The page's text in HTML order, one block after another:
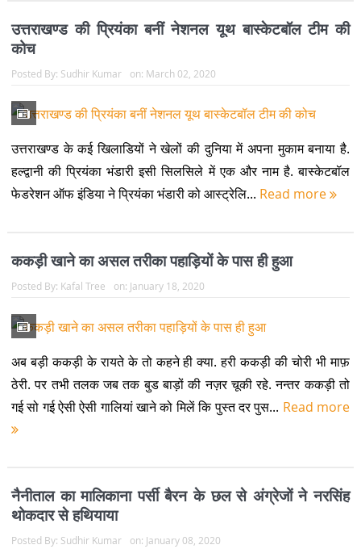
उत्तराखण्ड की प्रियंका बनीं नेशनल यूथ बास्केटबॉल टीम की
कोच
Posted By: Sudhir Kumar on: March 02, 2020
उत्तराखण्ड के कई खिलाडियों ने खेलों की दुनिया में अपना मुकाम बनाया है.
हल्द्वानी की प्रियंका भंडारी इसी सिलसिले में एक और नाम है. बास्केटबॉल
फेडरेशन ऑफ इंडिया ने प्रियंका भंडारी को आस्ट्रेलि... Read more
ककड़ी खाने का असल तरीका पहाड़ियों के पास ही हुआ
Posted By: Kafal Tree on: January 18, 2020
अब बड़ी ककड़ी के रायते के तो कहने ही क्या. हरी ककड़ी की चोरी भी माफ़
ठेरी. पर तभी तलक जब तक बुड बाड़ों की नज़र चूकी रहे. नन्तर ककड़ी तो
गई सो गई ऐसी ऐसी गालियां खाने को मिलें कि पुस्त दर पुस... Read more
नैनीताल का मालिकाना पर्सी बैरन के छल से अंग्रेजों ने नरसिंह
थोकदार से हथियाया
Posted By: Sudhir Kumar on: January 08, 2020